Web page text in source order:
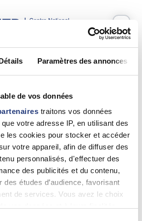
Paramètres des annonces
de vos données
traitons vos données
votre adresse IP, en utilisant des
les cookies pour stocker et accéder
votre appareil, afin de diffuser des
personnalisés, d'effectuer des
des publicités et du contenu,
des études d’audience, favorisant
de services. Vous avez le choix
psychotechnique
Juin 2026à09:30